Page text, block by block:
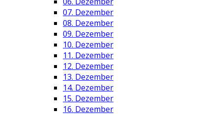
07. Dezember
08. Dezember
09. Dezember
10. Dezember
11. Dezember
12. Dezember
13. Dezember
14. Dezember
15. Dezember
16. Dezember